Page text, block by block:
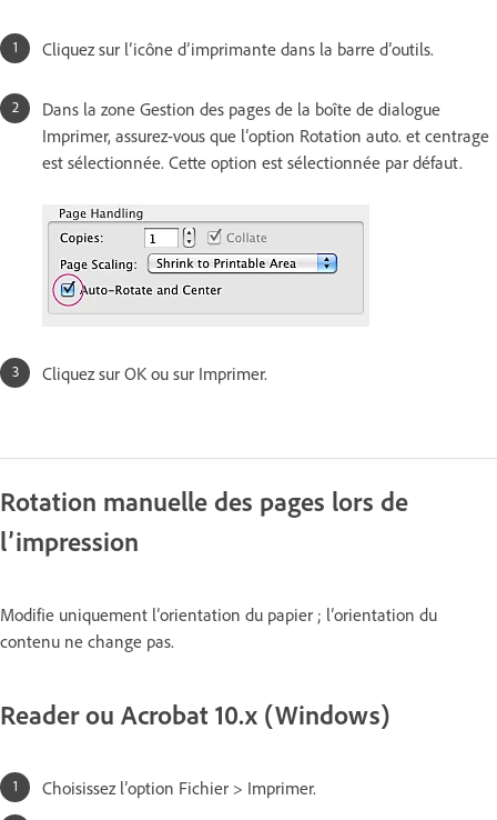
Cliquez sur l’icône d’imprimante dans la barre d’outils.
Dans la zone Gestion des pages de la boîte de dialogue
Imprimer, assurez-vous que l’option Rotation auto. et centrage
est sélectionnée. Cette option est sélectionnée par défaut.
Cliquez sur OK ou sur Imprimer.
Rotation manuelle des pages lors de
l’impression
Modifie uniquement l’orientation du papier ; l’orientation du
contenu ne change pas.
Reader ou Acrobat 10.x (Windows)
Choisissez l’option Fichier > Imprimer.